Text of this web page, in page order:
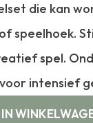
die kan
speelhoek.
spel.
intensief
IN